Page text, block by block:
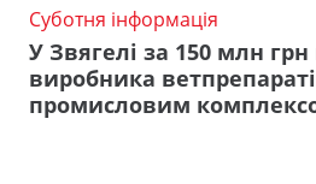
Суботня інформація
У Звягелі за 150 млн
виробника
промисловим